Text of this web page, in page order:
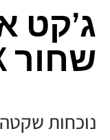
ג’קט
שחור ONYX
נוכחות